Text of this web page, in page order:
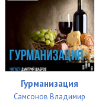
Гурманизация
Самсонов Владимир